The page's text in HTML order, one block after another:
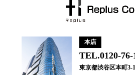
本店
TEL.0120-76-
東京都渋谷区本町3-